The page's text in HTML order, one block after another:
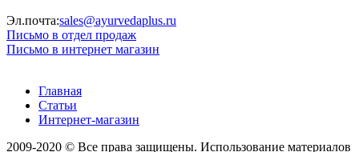
Эл.почта:sales@ayurvedaplus.ru
Письмо в отдел продаж
Письмо в интернет магазин
Главная
Статьи
Интернет-магазин
2009-2020 © Все права защищены. Использование материалов